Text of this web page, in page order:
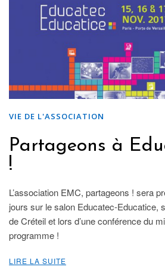
VIE DE L'ASSOCIATION
Partageons à
!
L’association EMC, partageons ! sera
jours sur le salon Educatec-Educatice,
de Créteil et lors d’une conférence du
programme !
LIRE LA SUITE